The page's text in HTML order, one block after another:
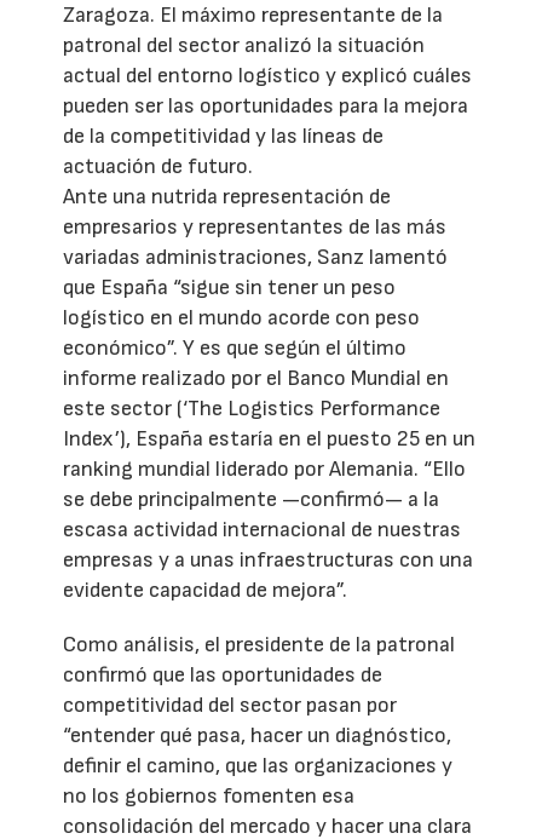
Zaragoza. El máximo representante de la
patronal del sector analizó la situación
actual del entorno logístico y explicó cuáles
pueden ser las oportunidades para la mejora
de la competitividad y las líneas de
actuación de futuro.
Ante una nutrida representación de
empresarios y representantes de las más
variadas administraciones, Sanz lamentó
que España “sigue sin tener un peso
logístico en el mundo acorde con peso
económico”. Y es que según el último
informe realizado por el Banco Mundial en
este sector (‘The Logistics Performance
Index’), España estaría en el puesto 25 en un
ranking mundial liderado por Alemania. “Ello
se debe principalmente —confirmó— a la
escasa actividad internacional de nuestras
empresas y a unas infraestructuras con una
evidente capacidad de mejora”.
Como análisis, el presidente de la patronal
confirmó que las oportunidades de
competitividad del sector pasan por
“entender qué pasa, hacer un diagnóstico,
definir el camino, que las organizaciones y
no los gobiernos fomenten esa
consolidación del mercado y hacer una clara